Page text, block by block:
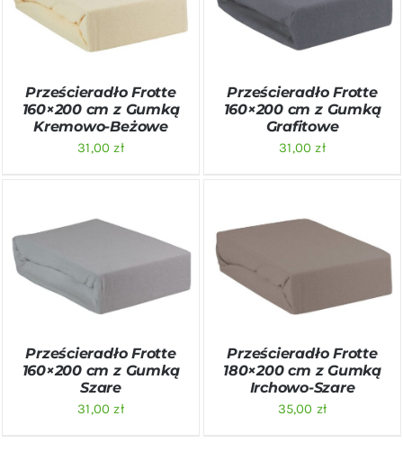
SZCZEGÓŁY
Prześcieradło Frotte
160×200 cm z Gumką
Kremowo-Beżowe
31,00zł
SZCZEGÓŁY
Prześcieradło Frotte
160×200 cm z Gumką
Grafitowe
31,00zł
SZCZEGÓŁY
Prześcieradło Frotte
160×200 cm z Gumką
Szare
31,00zł
SZCZEGÓŁY
Prześcieradło Frotte
180×200 cm z Gumką
Irchowo-Szare
35,00 zł